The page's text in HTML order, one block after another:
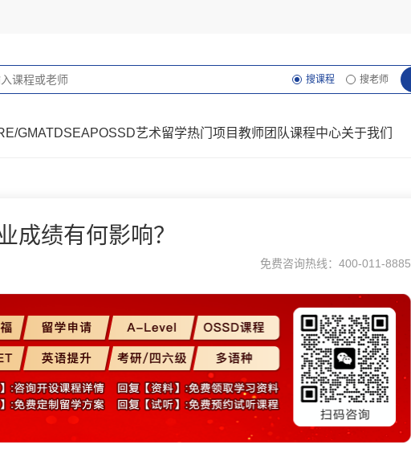
搜课程 搜老师
GMATDSEAPOSSD艺术留学热门项目教师团队课程中心关于我们
成绩有何影响？
免费咨询热线：400-011-8885